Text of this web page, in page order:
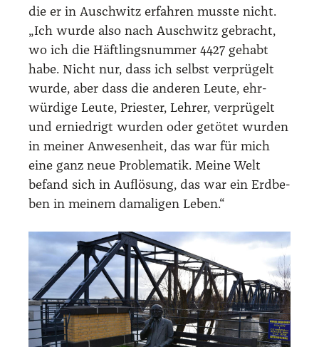
die er in Ausch­witz erfah­ren muss­te nicht.
„Ich wur­de also nach Ausch­witz gebracht,
wo ich die Häft­lings­num­mer 4427 gehabt
habe. Nicht nur, dass ich selbst ver­prü­gelt
wur­de, aber dass die ande­ren Leu­te, ehr­
wür­di­ge Leu­te, Pries­ter, Leh­rer, ver­prü­gelt
und ernied­rigt wur­den oder getö­tet wur­den
in mei­ner Anwe­sen­heit, das war für mich
eine ganz neue Pro­ble­ma­tik. Mei­ne Welt
befand sich in Auf­lö­sung, das war ein Erd­be­
ben in mei­nem dama­li­gen Leben.“